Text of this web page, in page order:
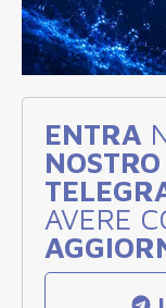
ENTRA
NOSTRO
AVERE